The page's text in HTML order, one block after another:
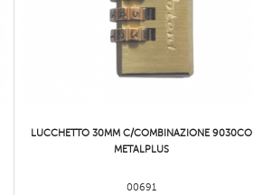
LUCCHETTO 30MM C/COMBINAZIONE 9030CO
METALPLUS
00691